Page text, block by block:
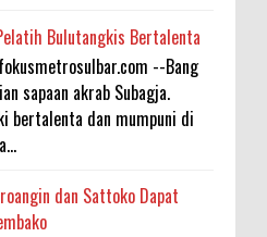
Bulutangkis Bertalenta
--Bang
sapaan akrab Subagja.
bertalenta dan mumpuni di
dan Sattoko Dapat